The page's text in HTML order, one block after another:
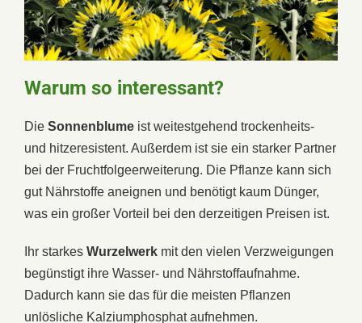
Warum so interessant?
Die Sonnenblume ist weitestgehend trockenheits-
und hitzeresistent. Außerdem ist sie ein starker Partner
bei der Fruchtfolgeerweiterung. Die Pflanze kann sich
gut Nährstoffe aneignen und benötigt kaum Dünger,
was ein großer Vorteil bei den derzeitigen Preisen ist.
Ihr starkes Wurzelwerk mit den vielen Verzweigungen
begünstigt ihre Wasser- und Nährstoffaufnahme.
Dadurch kann sie das für die meisten Pflanzen
unlösliche Kalziumphosphat aufnehmen.